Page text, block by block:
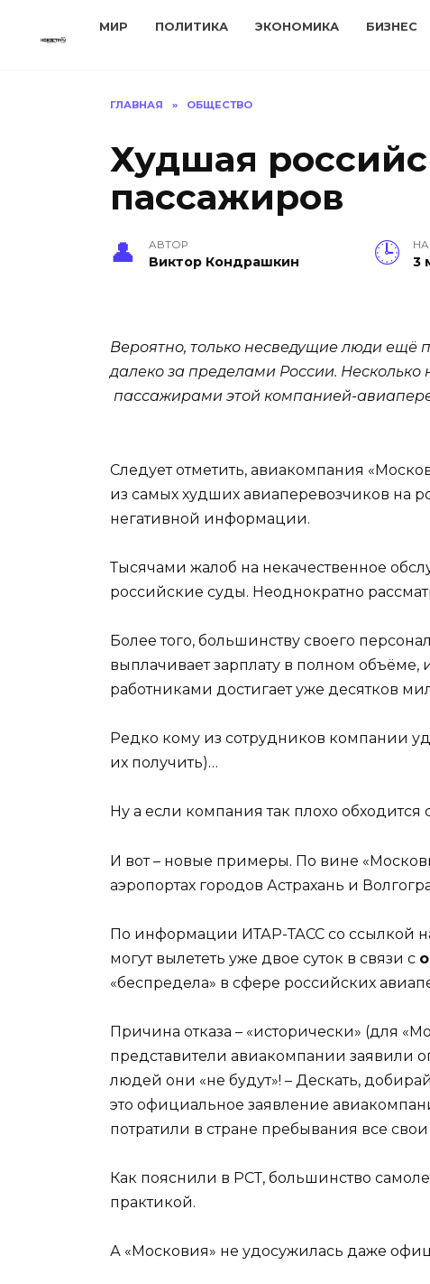
МИР ПОЛИТИКА ЭКОНОМИКА БИЗНЕС
ГЛАВНАЯ » ОБЩЕСТВО
Худшая
пассажиров
АВТОР
Виктор Кондрашкин
НА
3
Вероятно, только несведущие люди ещё
далеко за пределами России.
пассажирами этой компанией-
Следует отметить, авиакомпания
из самых худших авиаперевозчиков на
негативной информации.
Тысячами жалоб на некачественное
российские суды. Неоднократно
Более того, большинству своего
выплачивает зарплату в полном
работниками достигает уже десятков
Редко кому из сотрудников компании
их получить)…
Ну а если компания так плохо
И вот – новые примеры. По вине
аэропортах городов Астрахань и
По информации ИТАР-ТАСС со ссылкой
могут вылететь уже двое суток в связи с
«беспредела» в сфере российских
Причина отказа – «исторически» (для
представители авиакомпании заявили
людей они «не будут»! – Дескать,
это официальное заявление
потратили в стране пребывания все
Как пояснили в РСТ, большинство
практикой.
А «Московия» не удосужилась даже